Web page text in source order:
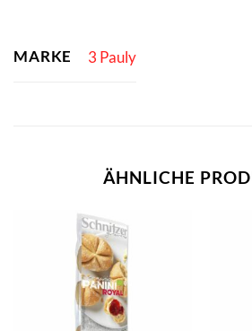
MARKE 3 Pauly
ÄHNLICHE